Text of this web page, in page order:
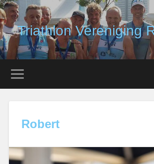
Triathlon Vereniging
Robert